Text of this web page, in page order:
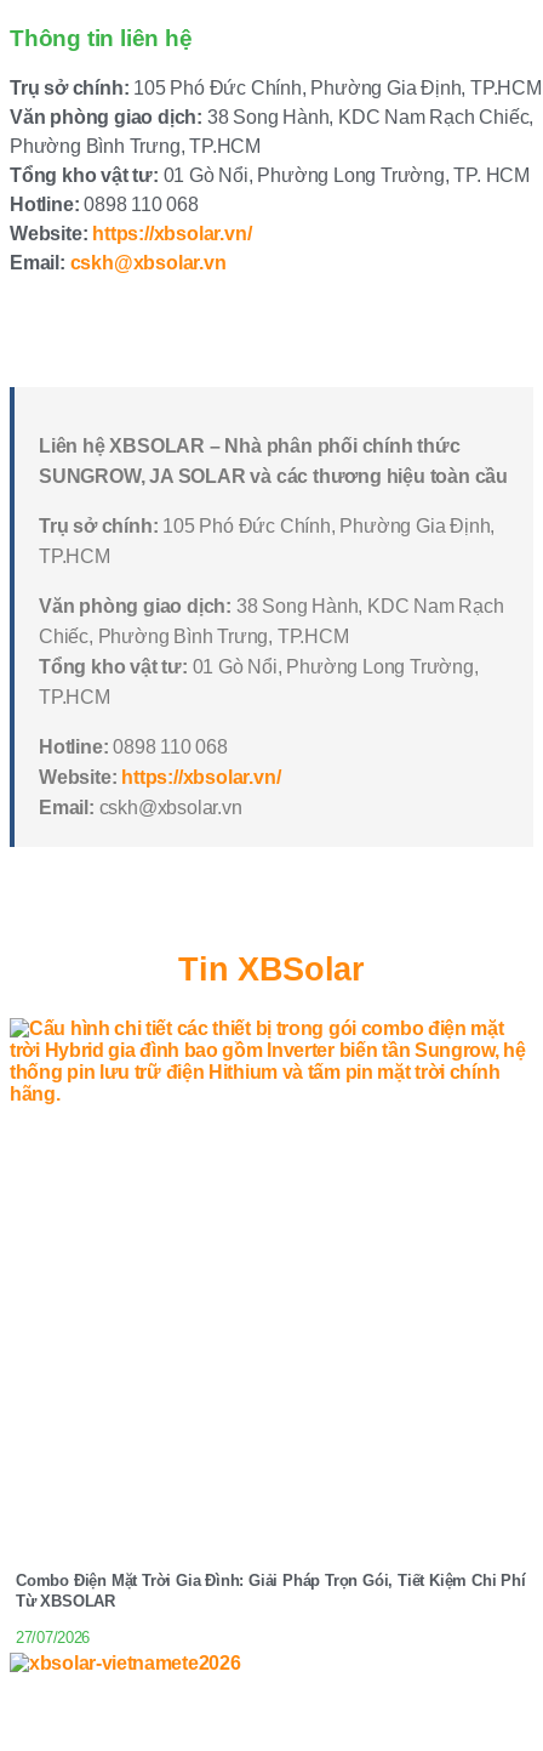
Thông tin liên hệ
Trụ sở chính: 105 Phó Đức Chính, Phường Gia Định, TP.HCM
Văn phòng giao dịch: 38 Song Hành, KDC Nam Rạch Chiếc,
Phường Bình Trưng, TP.HCM
Tổng kho vật tư: 01 Gò Nổi, Phường Long Trường, TP. HCM
Hotline: 0898 110 068
Website: https://xbsolar.vn/
Email: cskh@xbsolar.vn
Liên hệ XBSOLAR – Nhà phân phối chính thức
SUNGROW, JA SOLAR và các thương hiệu toàn cầu
Trụ sở chính: 105 Phó Đức Chính, Phường Gia Định,
TP.HCM
Văn phòng giao dịch: 38 Song Hành, KDC Nam Rạch
Chiếc, Phường Bình Trưng, TP.HCM
Tổng kho vật tư: 01 Gò Nổi, Phường Long Trường,
TP.HCM
Hotline: 0898 110 068
Website: https://xbsolar.vn/
Email: cskh@xbsolar.vn
Tin XBSolar
Combo Điện Mặt Trời Gia Đình: Giải Pháp Trọn Gói, Tiết Kiệm Chi Phí
Từ XBSOLAR
27/07/2026